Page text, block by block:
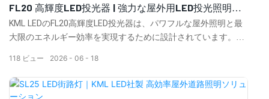
FL20 高輝度LED投光器 | 強力な屋外用LED投光照明ソ
リューション
KML LEDのFL20高輝度LED投光器は、パワフルな屋外照明と最
大限のエネルギー効率を実現するために設計されています。高
造を備えたFL20は、スタジアム、スポーツフィールド、工業施
設、港湾、空港、駐車場、そして広大な屋外エリアにおいて、
信頼性の高い照明性能を提供します。高度な熱管理システムと
2026 06 18
118 ビュー